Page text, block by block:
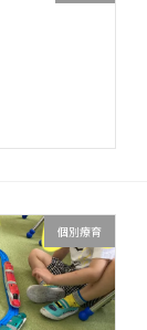
個別療育